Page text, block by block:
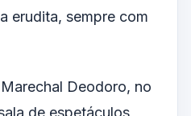
erudita, sempre com
Deodoro, no
de espetáculos